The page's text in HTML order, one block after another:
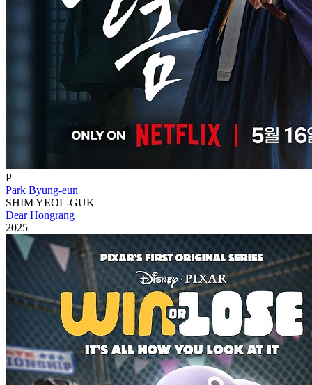
P
Park Byung-eun
SHIM YEOL-GUK
Dear Hongrang
2025